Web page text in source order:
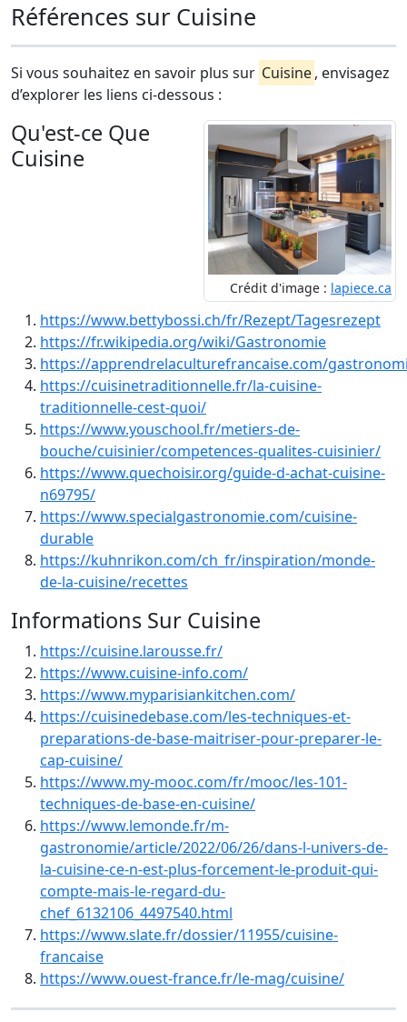
Références sur Cuisine
Si vous souhaitez en savoir plus sur Cuisine, envisagez
d’explorer les liens ci-dessous :
Crédit d'image : lapiece.ca
Qu'est-ce Que
Cuisine
https://www.bettybossi.ch/fr/Rezept/Tagesrezept
https://fr.wikipedia.org/wiki/Gastronomie
https://apprendrelaculturefrancaise.com/
https://cuisinetraditionnelle.fr/la-cuisine-
traditionnelle-cest-quoi/
https://www.youschool.fr/metiers-de-
bouche/cuisinier/competences-qualites-cuisinier/
https://www.quechoisir.org/guide-d-achat-cuisine-
n69795/
https://www.specialgastronomie.com/cuisine-
durable
https://kuhnrikon.com/ch_fr/inspiration/monde-
de-la-cuisine/recettes
Informations Sur Cuisine
https://cuisine.larousse.fr/
https://www.cuisine-info.com/
https://www.myparisiankitchen.com/
https://cuisinedebase.com/les-techniques-et-
preparations-de-base-maitriser-pour-preparer-le-
cap-cuisine/
https://www.my-mooc.com/fr/mooc/les-101-
techniques-de-base-en-cuisine/
https://www.lemonde.fr/m-
gastronomie/article/2022/06/26/dans-l-univers-de-
la-cuisine-ce-n-est-plus-forcement-le-produit-qui-
compte-mais-le-regard-du-
chef_6132106_4497540.html
https://www.slate.fr/dossier/11955/cuisine-
francaise
https://www.ouest-france.fr/le-mag/cuisine/